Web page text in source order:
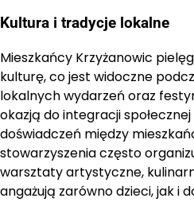
Kultura i tradycje lokalne
Mieszkańcy Krzyżanowic
kulturę, co jest widoczne
lokalnych wydarzeń oraz
okazją do integracji
doświadczeń między
stowarzyszenia często
warsztaty artystyczne,
angażują zarówno dzieci, jak i